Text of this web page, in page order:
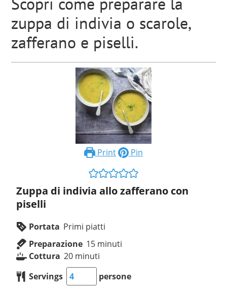
zuppa di indivia o scarole,
zafferano e piselli.
Print Pin
Zuppa di indivia allo zafferano con
piselli
Portata Primi piatti
Preparazione 15 minuti
Cottura 20 minuti
Servings
persone